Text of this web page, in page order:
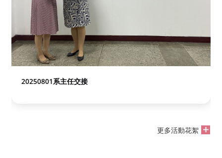
20250801系主任交接
更多活動花絮